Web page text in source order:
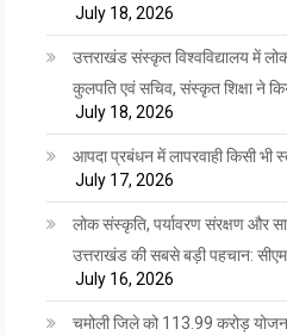
July 18, 2026
उत्तराखंड संस्कृत विश्वविद्यालय में
कुलपति एवं सचिव, संस्कृत शिक्षा ने
July 18, 2026
आपदा प्रबंधन में लापरवाही किसी भी
July 17, 2026
लोक संस्कृति, पर्यावरण संरक्षण और
उत्तराखंड की सबसे बड़ी पहचान: सीएम
July 16, 2026
चमोली जिले को 113.99 करोड़